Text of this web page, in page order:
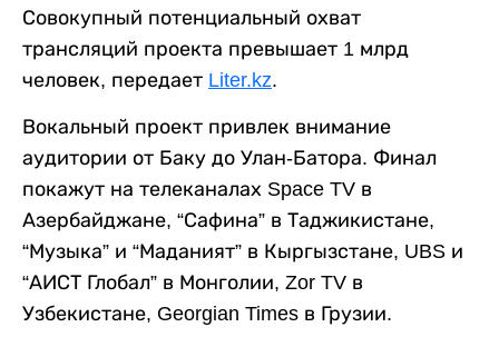
Совокупный потенциальный охват
трансляций проекта превышает 1 млрд
человек, передает Liter.kz.
Вокальный проект привлек внимание
аудитории от Баку до Улан-Батора. Финал
покажут на телеканалах Space TV в
Азербайджане, “Сафина” в Таджикистане,
“Музыка” и “Маданият” в Кыргызстане, UBS и
“АИСТ Глобал” в Монголии, Zor TV в
Узбекистане, Georgian Times в Грузии.